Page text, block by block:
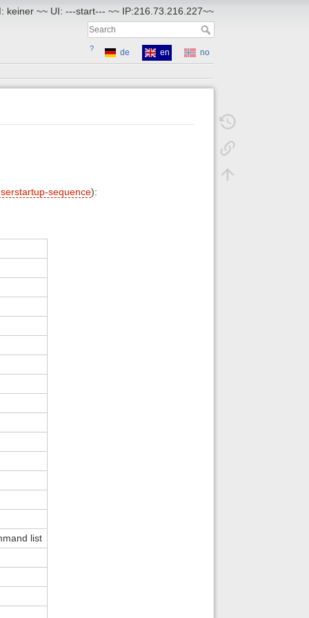
keiner ~~ UI: ---start--- ~~ IP:216.73.216.227~~
? de en
no
sequence):
list